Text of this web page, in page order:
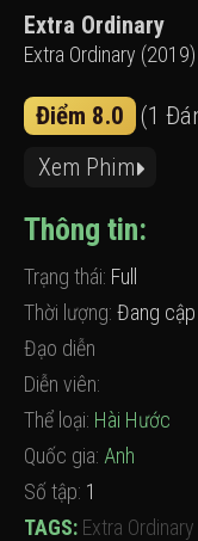
Extra Ordinary
Extra Ordinary (2019)
Điểm 8.0 (1
Xem Phim
Thông tin:
Trạng thái: Full
Thời lượng: Đang
Đạo diễn
Diễn viên:
Thể loại: Hài Hước
Quốc gia: Anh
Số tập: 1
TAGS: Extra Ordinary